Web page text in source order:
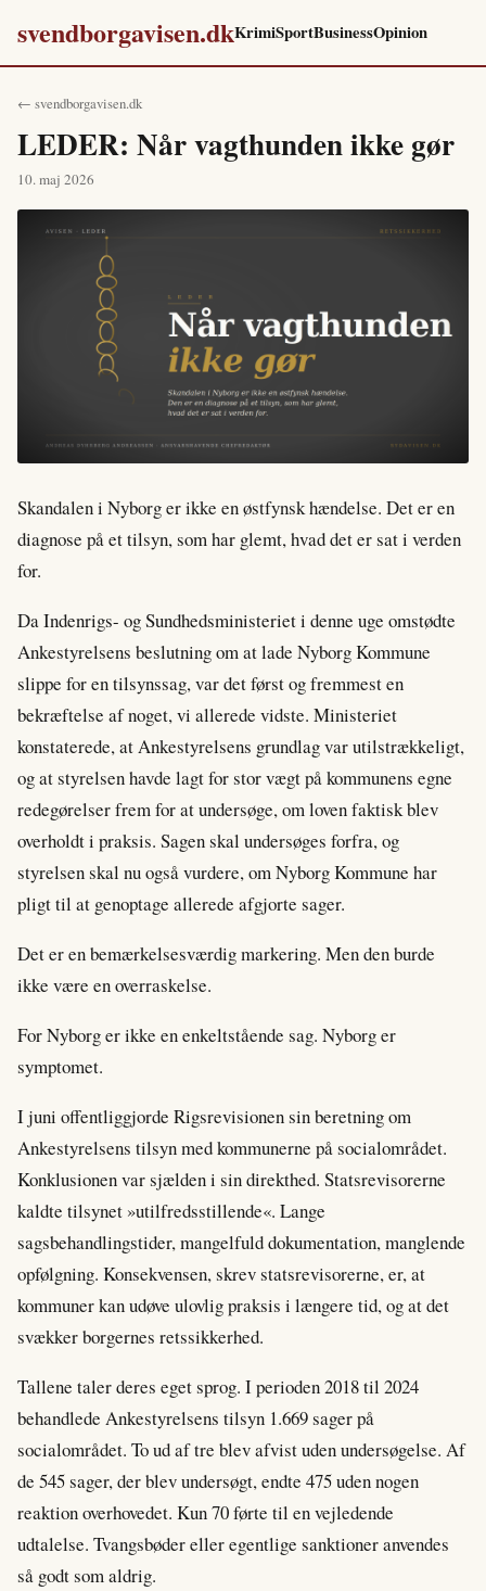
svendborgavisen.dkKrimiSportBusinessOpinion
← svendborgavisen.dk
LEDER: Når vagthunden ikke gør
10. maj 2026
Skandalen i Nyborg er ikke en østfynsk hændelse. Det er en
diagnose på et tilsyn, som har glemt, hvad det er sat i verden
for.
Da Indenrigs- og Sundhedsministeriet i denne uge omstødte
Ankestyrelsens beslutning om at lade Nyborg Kommune
slippe for en tilsynssag, var det først og fremmest en
bekræftelse af noget, vi allerede vidste. Ministeriet
konstaterede, at Ankestyrelsens grundlag var utilstrækkeligt,
og at styrelsen havde lagt for stor vægt på kommunens egne
redegørelser frem for at undersøge, om loven faktisk blev
overholdt i praksis. Sagen skal undersøges forfra, og
styrelsen skal nu også vurdere, om Nyborg Kommune har
pligt til at genoptage allerede afgjorte sager.
Det er en bemærkelsesværdig markering. Men den burde
ikke være en overraskelse.
For Nyborg er ikke en enkeltstående sag. Nyborg er
symptomet.
I juni offentliggjorde Rigsrevisionen sin beretning om
Ankestyrelsens tilsyn med kommunerne på socialområdet.
Konklusionen var sjælden i sin direkthed. Statsrevisorerne
kaldte tilsynet »utilfredsstillende«. Lange
sagsbehandlingstider, mangelfuld dokumentation, manglende
opfølgning. Konsekvensen, skrev statsrevisorerne, er, at
kommuner kan udøve ulovlig praksis i længere tid, og at det
svækker borgernes retssikkerhed.
Tallene taler deres eget sprog. I perioden 2018 til 2024
behandlede Ankestyrelsens tilsyn 1.669 sager på
socialområdet. To ud af tre blev afvist uden undersøgelse. Af
de 545 sager, der blev undersøgt, endte 475 uden nogen
reaktion overhovedet. Kun 70 førte til en vejledende
udtalelse. Tvangsbøder eller egentlige sanktioner anvendes
så godt som aldrig.